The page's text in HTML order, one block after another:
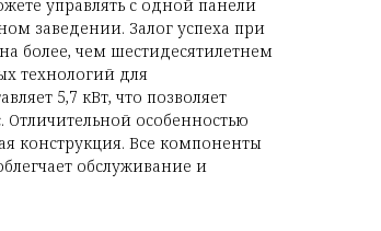
управлять с одной панели
заведении. Залог успеха при
более, чем шестидесятилетнем
технологий для
5,7 кВт, что позволяет
Отличительной особенностью
конструкция. Все компоненты
обслуживание и